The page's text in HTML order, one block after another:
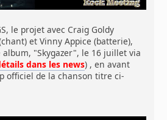
le projet avec Craig Goldy
et Vinny Appice (batterie),
"Skygazer", le 16 juillet via
dans les news) , en avant
officiel de la chanson titre ci-